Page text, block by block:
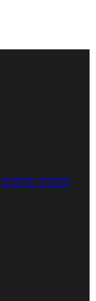
מתכוני סלטים